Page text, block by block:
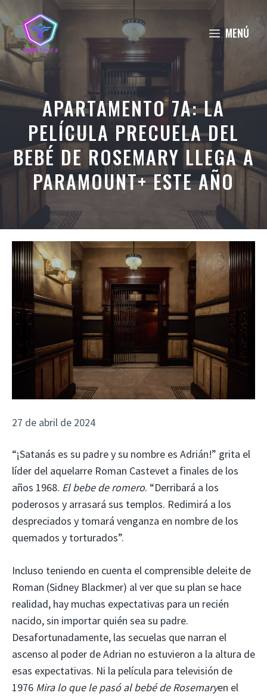
al
contenido
MENÚ
APARTAMENTO 7A: LA
PELÍCULA PRECUELA DEL
BEBÉ DE ROSEMARY LLEGA A
PARAMOUNT+ ESTE AÑO
27 de abril de 2024
“¡Satanás es su padre y su nombre es Adrián!” grita el
líder del aquelarre Roman Castevet a finales de los
años 1968. El bebe de romero. “Derribará a los
poderosos y arrasará sus templos. Redimirá a los
despreciados y tomará venganza en nombre de los
quemados y torturados”.
Incluso teniendo en cuenta el comprensible deleite de
Roman (Sidney Blackmer) al ver que su plan se hace
realidad, hay muchas expectativas para un recién
nacido, sin importar quién sea su padre.
Desafortunadamente, las secuelas que narran el
ascenso al poder de Adrian no estuvieron a la altura de
esas expectativas. Ni la película para televisión de
1976 Mira lo que le pasó al bebé de Rosemaryen el